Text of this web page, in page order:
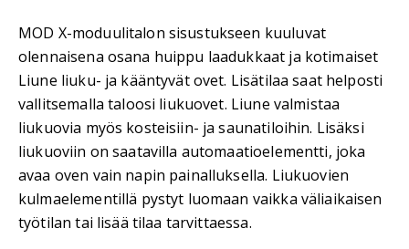
MOD X-moduulitalon sisustukseen kuuluvat
olennaisena osana huippu laadukkaat ja kotimaiset
Liune liuku- ja kääntyvät ovet. Lisätilaa saat helposti
vallitsemalla taloosi liukuovet. Liune valmistaa
liukuovia myös kosteisiin- ja saunatiloihin. Lisäksi
liukuoviin on saatavilla automaatioelementti, joka
avaa oven vain napin painalluksella. Liukuovien
kulmaelementillä pystyt luomaan vaikka väliaikaisen
työtilan tai lisää tilaa tarvittaessa.